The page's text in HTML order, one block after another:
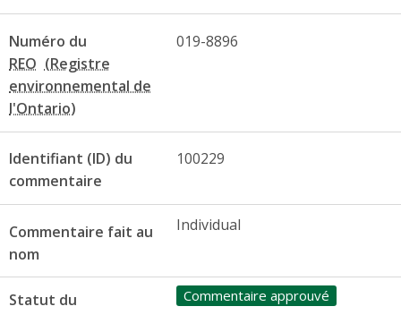
Numéro du
REO
019-8896
Identifiant (ID) du
commentaire
100229
Commentaire fait au
nom
Individual
Statut du
Commentaire approuvé